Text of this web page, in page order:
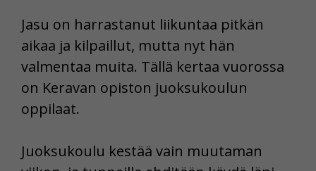
Jasu on harrastanut liikuntaa pitkän
aikaa ja kilpaillut, mutta nyt hän
valmentaa muita. Tällä kertaa vuorossa
on Keravan opiston juoksukoulun
oppilaat.
Juoksukoulu kestää vain muutaman